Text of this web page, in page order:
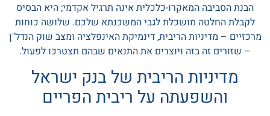
הבנת הסביבה המאקרו-כלכלית אינה תרגיל אקדמי; היא הבסיס
לקבלת החלטה מושכלת לגבי המשכנתא שלכם. שלושה כוחות
מרכזיים – מדיניות הריבית, דינמיקת האינפלציה ומצב שוק הנדל"ן
– שזורים זה בזה ויוצרים את התנאים שבהם תצטרכו לפעול.
מדיניות הריבית של בנק ישראל
והשפעתה על ריבית הפריים